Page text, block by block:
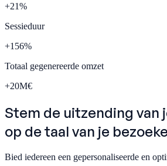
+21%
Sessieduur
+156%
Totaal gegenereerde omzet
+20M€
Stem de uitzending van
op de taal van je
Bied iedereen een gepersonaliseerde en